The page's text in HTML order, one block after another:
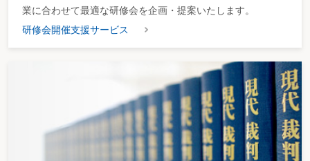
業に合わせて最適な研修会を企画・提案いたします。
研修会開催支援サービス